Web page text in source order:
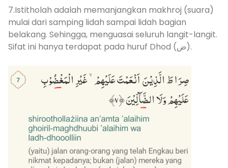
7.Istitholah adalah memanjangkan makhroj (suara)
mulai dari samping lidah sampai lidah bagian
belakang. Sehingga, menguasai seluruh langit-langit.
Sifat ini hanya terdapat pada huruf Dhod (ض).